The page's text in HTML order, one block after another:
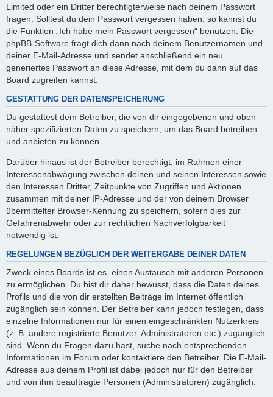
Limited oder ein Dritter berechtigterweise nach deinem Passwort
fragen. Solltest du dein Passwort vergessen haben, so kannst du
die Funktion „Ich habe mein Passwort vergessen“ benutzen. Die
phpBB-Software fragt dich dann nach deinem Benutzernamen und
deiner E-Mail-Adresse und sendet anschließend ein neu
generiertes Passwort an diese Adresse, mit dem du dann auf das
Board zugreifen kannst.
GESTATTUNG DER DATENSPEICHERUNG
Du gestattest dem Betreiber, die von dir eingegebenen und oben
näher spezifizierten Daten zu speichern, um das Board betreiben
und anbieten zu können.
Darüber hinaus ist der Betreiber berechtigt, im Rahmen einer
Interessenabwägung zwischen deinen und seinen Interessen sowie
den Interessen Dritter, Zeitpunkte von Zugriffen und Aktionen
zusammen mit deiner IP-Adresse und der von deinem Browser
übermittelter Browser-Kennung zu speichern, sofern dies zur
Gefahrenabwehr oder zur rechtlichen Nachverfolgbarkeit
notwendig ist.
REGELUNGEN BEZÜGLICH DER WEITERGABE DEINER DATEN
Zweck eines Boards ist es, einen Austausch mit anderen Personen
zu ermöglichen. Du bist dir daher bewusst, dass die Daten deines
Profils und die von dir erstellten Beiträge im Internet öffentlich
zugänglich sein können. Der Betreiber kann jedoch festlegen, dass
einzelne Informationen nur für einen eingeschränkten Nutzerkreis
(z. B. andere registrierte Benutzer, Administratoren etc.) zugänglich
sind. Wenn du Fragen dazu hast, suche nach entsprechenden
Informationen im Forum oder kontaktiere den Betreiber. Die E-Mail-
Adresse aus deinem Profil ist dabei jedoch nur für den Betreiber
und von ihm beauftragte Personen (Administratoren) zugänglich.